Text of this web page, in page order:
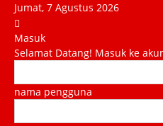
Jumat, 7 Agustus 2026
Masuk
Selamat Datang! Masuk ke
nama pengguna